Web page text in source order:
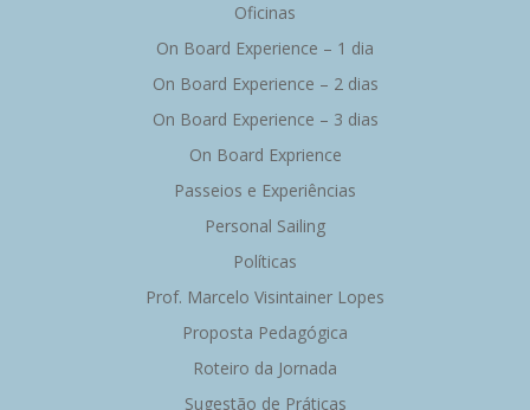
Oficinas
On Board Experience – 1 dia
On Board Experience – 2 dias
On Board Experience – 3 dias
On Board Exprience
Passeios e Experiências
Personal Sailing
Políticas
Prof. Marcelo Visintainer Lopes
Proposta Pedagógica
Roteiro da Jornada
Sugestão de Práticas